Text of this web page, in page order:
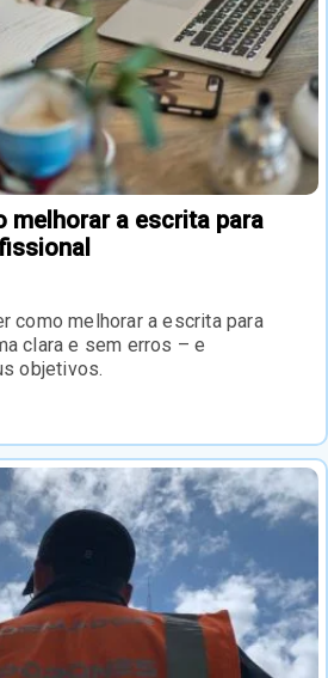
melhorar a escrita para
como melhorar a escrita para
clara e sem erros – e
objetivos.